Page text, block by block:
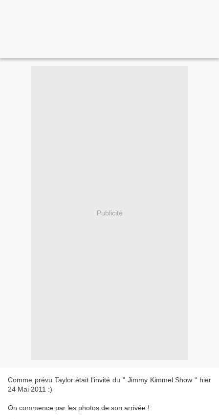
Publicité
Comme prévu Taylor était l'invité du " Jimmy Kimmel Show " hier
24 Mai 2011 :)
On commence par les photos de son arrivée !